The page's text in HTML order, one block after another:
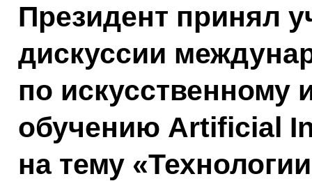
Президент принял
дискуссии
по искусственному
обучению Artificial
на тему